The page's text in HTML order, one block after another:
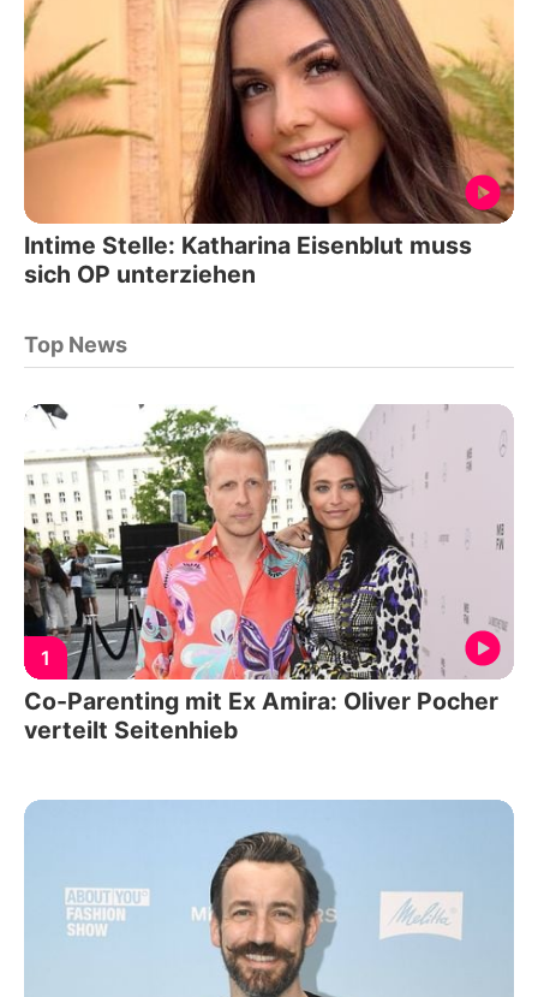
Intime Stelle: Katharina Eisenblut muss
sich OP unterziehen
Top News
1
Co-Parenting mit Ex Amira: Oliver Pocher
verteilt Seitenhieb